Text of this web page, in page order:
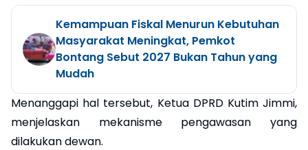
Kemampuan Fiskal Menurun Kebutuhan
Masyarakat Meningkat, Pemkot
Bontang Sebut 2027 Bukan Tahun yang
Mudah
Menanggapi hal tersebut, Ketua DPRD Kutim Jimmi,
menjelaskan mekanisme pengawasan yang
dilakukan dewan.